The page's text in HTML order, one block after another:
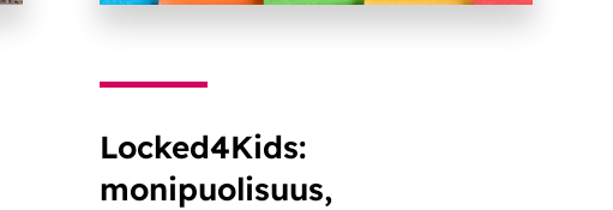
Locked4Kids:
monipuolisuus,